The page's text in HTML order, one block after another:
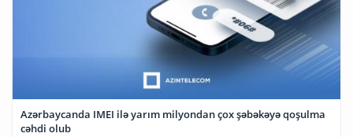
Azərbaycanda IMEI ilə yarım milyondan çox şəbəkəyə qoşulma
cəhdi olub